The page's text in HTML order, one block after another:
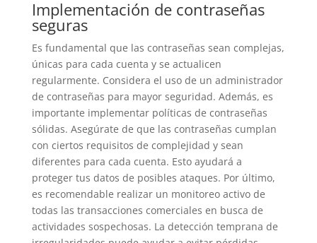
Implementación de contraseñas
seguras
Es fundamental que las contraseñas sean complejas,
únicas para cada cuenta y se actualicen
regularmente. Considera el uso de un administrador
de contraseñas para mayor seguridad. Además, es
importante implementar políticas de contraseñas
sólidas. Asegúrate de que las contraseñas cumplan
con ciertos requisitos de complejidad y sean
diferentes para cada cuenta. Esto ayudará a
proteger tus datos de posibles ataques. Por último,
es recomendable realizar un monitoreo activo de
todas las transacciones comerciales en busca de
actividades sospechosas. La detección temprana de